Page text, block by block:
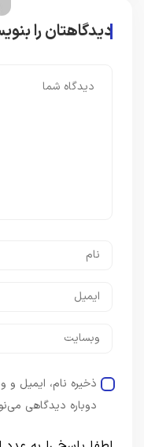
دیدگاهتان را
ذخیره نام، ایمیل و
دوباره دیدگاهی